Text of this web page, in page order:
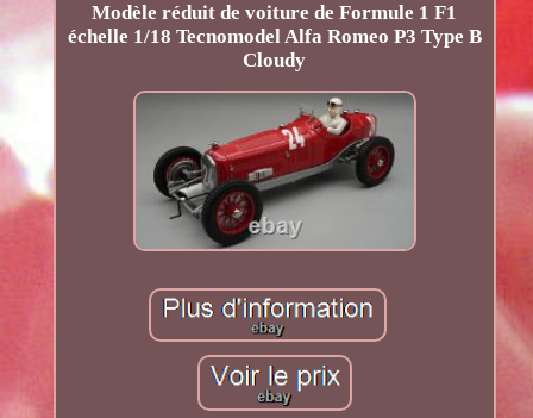
Modèle réduit de voiture de Formule 1 F1
échelle 1/18 Tecnomodel Alfa Romeo P3 Type B
Cloudy